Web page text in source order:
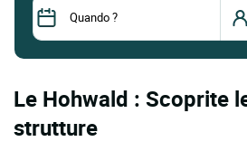
Le Hohwald : Scoprite
strutture